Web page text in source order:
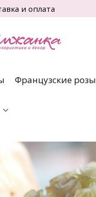
и оплата
Французские розы